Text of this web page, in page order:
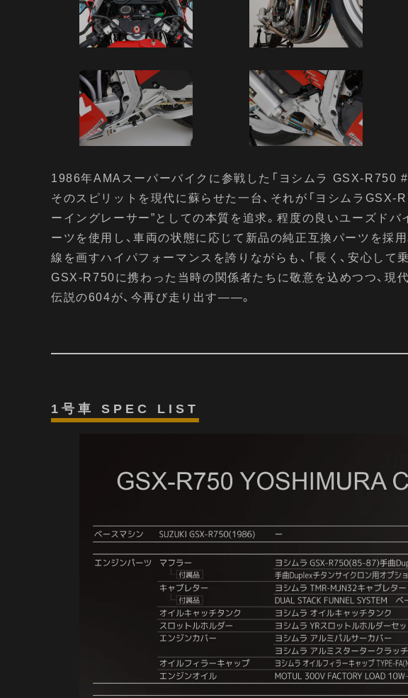
1986年AMAスーパーバイクに参戦した「ヨシムラ GSX-R750
そのスピリットを現代に蘇らせた一台、それが「ヨシムラ
ーイングレーサー”としての本質を追求。程度の良いユーズド
ーツを使用し、車両の状態に応じて新品の純正互換パーツを採
線を画すハイパフォーマンスを誇りながらも、「長く、安心して
GSX-R750に携わった当時の関係者たちに敬意を込めつつ、現
伝説の604が、今再び走り出す――。
1号車 SPEC LIST